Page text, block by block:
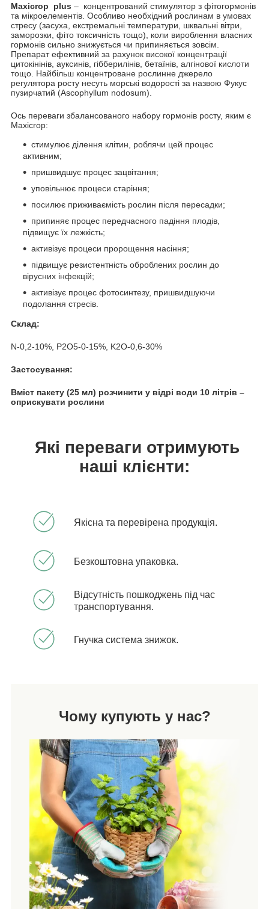
Maxicrop plus – концентрований стимулятор з фітогормонів
та мікроелементів. Особливо необхідний рослинам в умовах
стресу (засуха, екстремальні температури, шквальні вітри,
заморозки, фіто токсичність тощо), коли вироблення власних
гормонів сильно знижується чи припиняється зовсім.
Препарат ефективний за рахунок високої концентрації
цитокінінів, ауксинів, гібберилінів, бетаїнів, алгінової кислоти
тощо. Найбільш концентроване рослинне джерело
регулятора росту несуть морські водорості за назвою Фукус
пузирчатий (Ascophyllum nodosum).
Ось переваги збалансованого набору гормонів росту, яким є
Maxicrop:
стимулює ділення клітин, роблячи цей процес
активним;
пришвидшує процес зацвітання;
уповільнює процеси старіння;
посилює приживаємість рослин після пересадки;
припиняє процес передчасного падіння плодів,
підвищує їх лежкість;
активізує процеси пророщення насіння;
підвищує резистентність оброблених рослин до
вірусних інфекцій;
активізує процес фотосинтезу, пришвидшуючи
подолання стресів.
Склад:
N-0,2-10%, P2O5-0-15%, K2O-0,6-30%
Застосування:
Вміст пакету (25 мл) розчинити у відрі води 10 літрів –
оприскувати рослини
Які переваги отримують
наші клієнти:
Якісна та перевірена продукція.
Безкоштовна упаковка.
Відсутність пошкоджень під час
транспортування.
Гнучка система знижок.
Чому купують у нас?